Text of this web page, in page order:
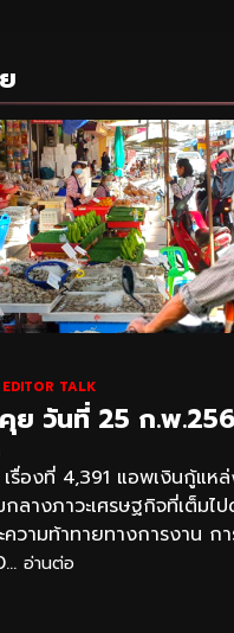
EDITOR TALK
ย วันที่ 25 ก.พ
รื่องที่ 4,391 แอพเงินกู้แห
างภาวะเศรษฐกิจที่เต็มไป
วามท้าทายทางการงาน ก
อ่านต่อ